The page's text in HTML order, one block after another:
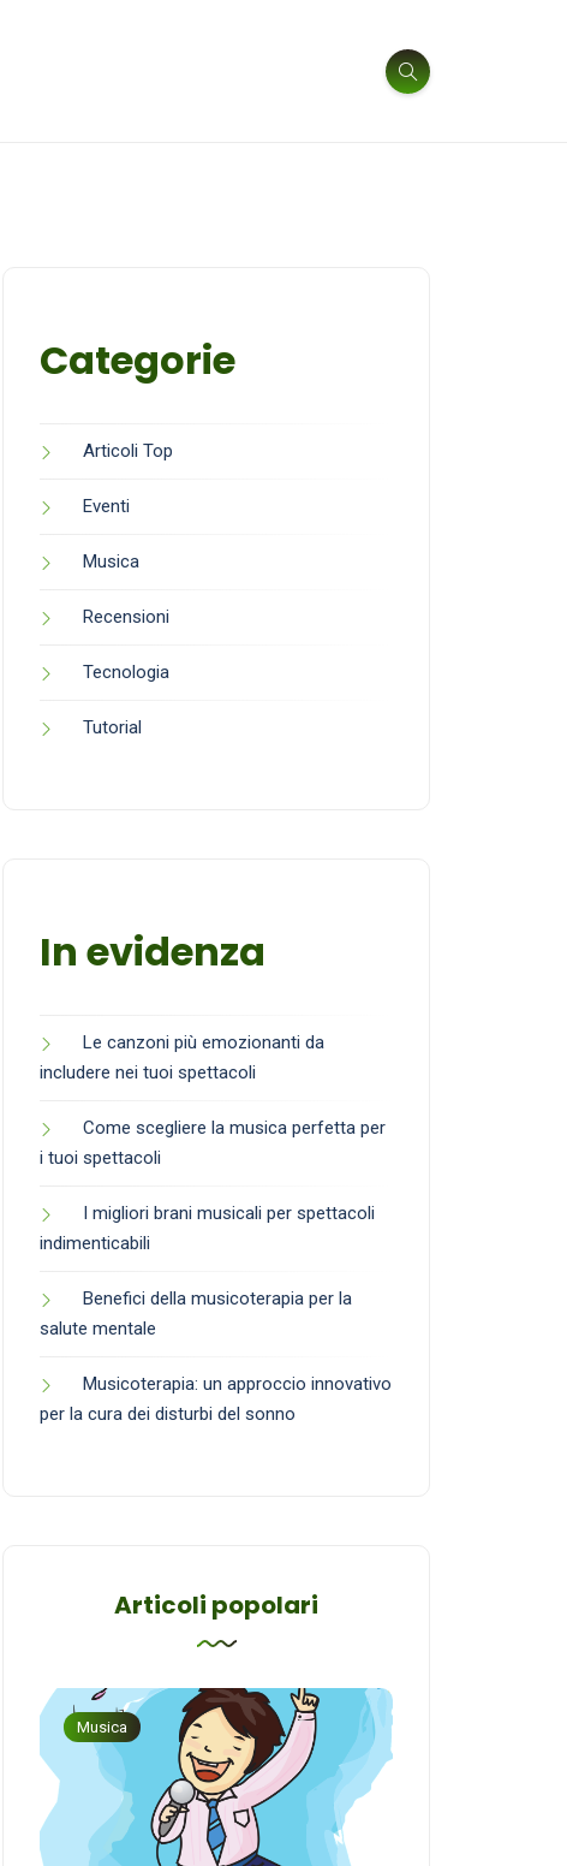
Categorie
Articoli Top
Eventi
Musica
Recensioni
Tecnologia
Tutorial
In evidenza
Le canzoni più emozionanti da
includere nei tuoi spettacoli
Come scegliere la musica perfetta per
i tuoi spettacoli
I migliori brani musicali per spettacoli
indimenticabili
Benefici della musicoterapia per la
salute mentale
Musicoterapia: un approccio innovativo
per la cura dei disturbi del sonno
Articoli popolari
Musica